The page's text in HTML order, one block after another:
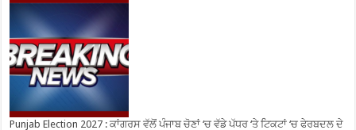
Punjab Election 2027 : ਕਾਂਗਰਸ ਵੱਲੋਂ ਪੰਜਾਬ ਚੋਣਾਂ ‘ਚ ਵੱਡੇ ਪੱਧਰ ‘ਤੇ ਟਿਕਟਾਂ ‘ਚ ਫੇਰਬਦਲ ਦੇ